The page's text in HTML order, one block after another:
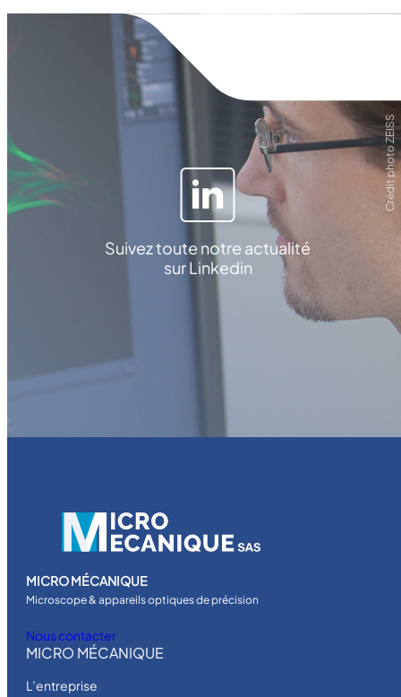
Suivez toute notre actualité
sur Linkedin
MICRO MÉCANIQUE
Microscope & appareils optiques de précision
Nous contacter
MICRO MÉCANIQUE
L’entreprise
Crédit photo ZEISS